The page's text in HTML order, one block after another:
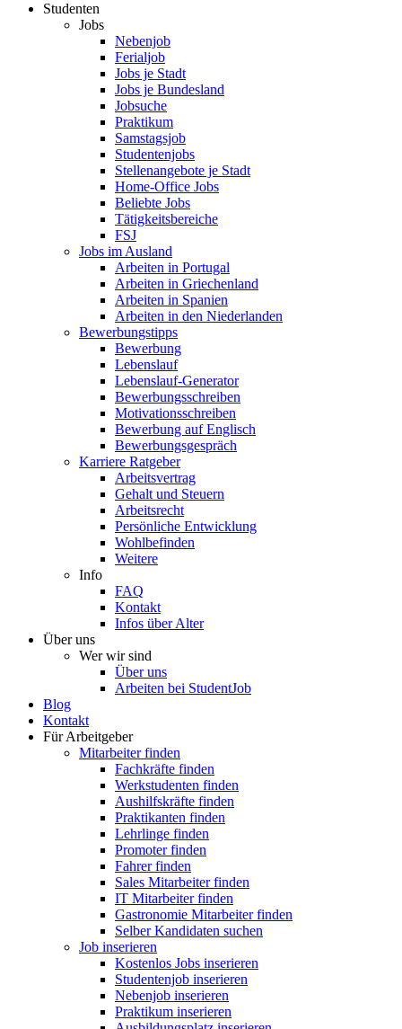
Studenten
Jobs
Nebenjob
Ferialjob
Jobs je Stadt
Jobs je Bundesland
Jobsuche
Praktikum
Samstagsjob
Studentenjobs
Stellenangebote je Stadt
Home-Office Jobs
Beliebte Jobs
Tätigkeitsbereiche
FSJ
Jobs im Ausland
Arbeiten in Portugal
Arbeiten in Griechenland
Arbeiten in Spanien
Arbeiten in den Niederlanden
Bewerbungstipps
Bewerbung
Lebenslauf
Lebenslauf-Generator
Bewerbungsschreiben
Motivationsschreiben
Bewerbung auf Englisch
Bewerbungsgespräch
Karriere Ratgeber
Arbeitsvertrag
Gehalt und Steuern
Arbeitsrecht
Persönliche Entwicklung
Wohlbefinden
Weitere
Info
FAQ
Kontakt
Infos über Alter
Über uns
Wer wir sind
Über uns
Arbeiten bei StudentJob
Blog
Kontakt
Für Arbeitgeber
Mitarbeiter finden
Fachkräfte finden
Werkstudenten finden
Aushilfskräfte finden
Praktikanten finden
Lehrlinge finden
Promoter finden
Fahrer finden
Sales Mitarbeiter finden
IT Mitarbeiter finden
Gastronomie Mitarbeiter finden
Selber Kandidaten suchen
Job inserieren
Kostenlos Jobs inserieren
Studentenjob inserieren
Nebenjob inserieren
Praktikum inserieren